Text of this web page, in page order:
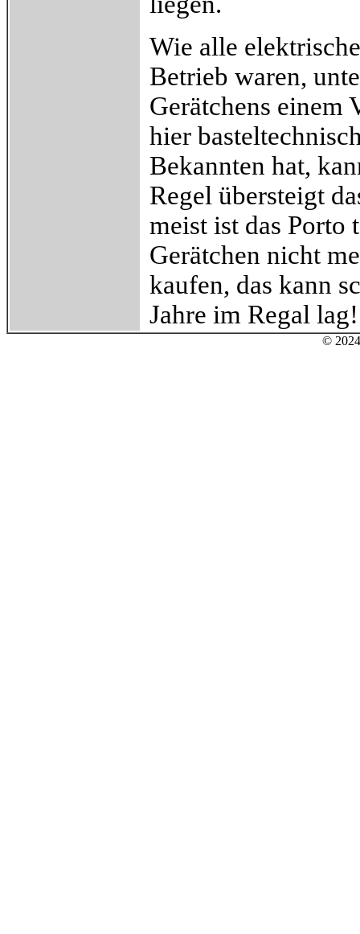
Wie alle
Betrieb waren,
Gerätchens einem
hier
Bekannten hat,
Regel übersteigt
meist ist das Porto
Gerätchen nicht
kaufen, das kann
Jahre im Regal lag!
©